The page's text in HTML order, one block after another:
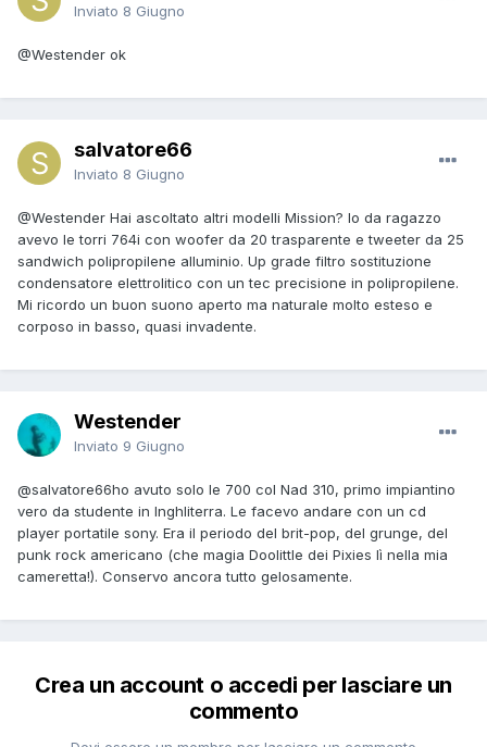
Inviato 8 Giugno
@Westender ok
salvatore66
Inviato 8 Giugno
@Westender Hai ascoltato altri modelli Mission? Io da ragazzo
avevo le torri 764i con woofer da 20 trasparente e tweeter da 25
sandwich polipropilene alluminio. Up grade filtro sostituzione
condensatore elettrolitico con un tec precisione in polipropilene.
Mi ricordo un buon suono aperto ma naturale molto esteso e
corposo in basso, quasi invadente.
Westender
Inviato 9 Giugno
@salvatore66ho avuto solo le 700 col Nad 310, primo impiantino
vero da studente in Inghliterra. Le facevo andare con un cd
player portatile sony. Era il periodo del brit-pop, del grunge, del
punk rock americano (che magia Doolittle dei Pixies lì nella mia
cameretta!). Conservo ancora tutto gelosamente.
Crea un account o accedi per lasciare un
commento